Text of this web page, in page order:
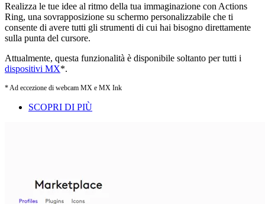
Realizza le tue idee al ritmo della tua immaginazione con Actions
Ring, una sovrapposizione su schermo personalizzabile che ti
consente di avere tutti gli strumenti di cui hai bisogno direttamente
sulla punta del cursore.
Attualmente, questa funzionalità è disponibile soltanto per tutti i
dispositivi MX*.
* Ad eccezione di webcam MX e MX Ink
SCOPRI DI PIÙ